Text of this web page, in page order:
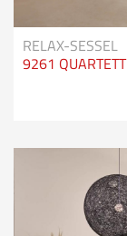
RELAX-SESSEL
9261 QUARTETT